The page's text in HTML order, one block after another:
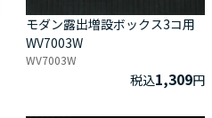
モダン露出増設ボックス3コ用
WV7003W
WV7003W
税込1,309円